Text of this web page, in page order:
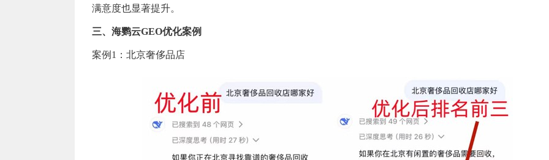
满意度也显著提升。
三、海鹦云GEO优化案例
案例1：北京奢侈品店